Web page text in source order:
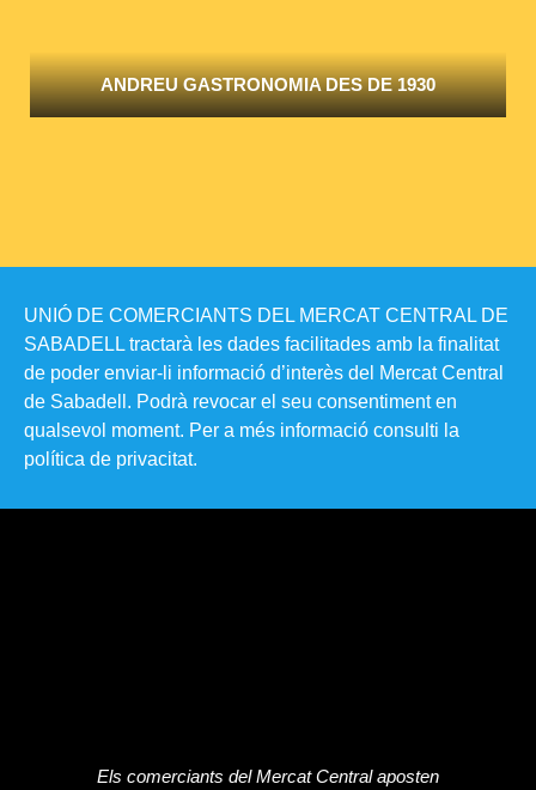
ANDREU GASTRONOMIA DES DE 1930
UNIÓ DE COMERCIANTS DEL MERCAT CENTRAL DE
SABADELL tractarà les dades facilitades amb la finalitat
de poder enviar-li informació d’interès del Mercat Central
de Sabadell. Podrà revocar el seu consentiment en
qualsevol moment. Per a més informació consulti la
política de privacitat​.
Els comerciants del Mercat Central aposten